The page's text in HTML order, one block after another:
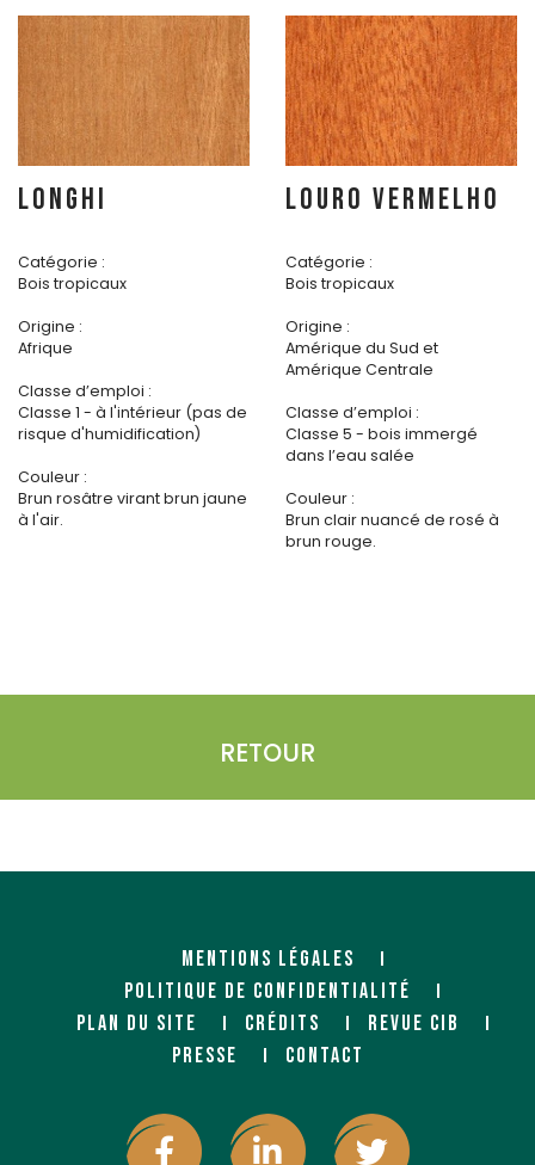
LONGHI
Catégorie :
Bois tropicaux
Origine :
Afrique
Classe d’emploi :
Classe 1 - à l'intérieur (pas de
risque d'humidification)
Couleur :
Brun rosâtre virant brun jaune
à l'air.
LOURO VERMELHO
Catégorie :
Bois tropicaux
Origine :
Amérique du Sud et
Amérique Centrale
Classe d’emploi :
Classe 5 - bois immergé
dans l’eau salée
Couleur :
Brun clair nuancé de rosé à
brun rouge.
RETOUR
MENTIONS LÉGALES
POLITIQUE DE CONFIDENTIALITÉ
PLAN DU SITE
CRÉDITS
REVUE CIB
PRESSE
CONTACT